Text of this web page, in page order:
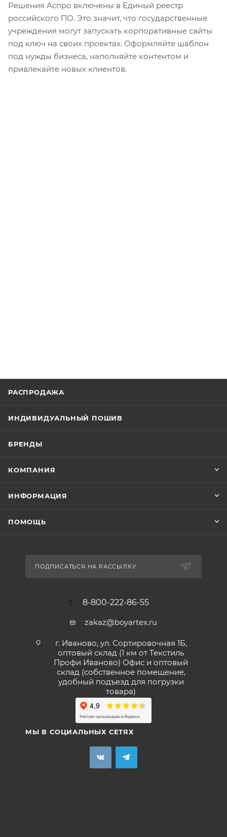
Решения Аспро включены в Единый реестр
российского ПО. Это значит, что государственные
учреждения могут запускать корпоративные сайты
под ключ на своих проектах. Оформляйте шаблон
под нужды бизнеса, наполняйте контентом и
привлекайте новых клиентов.
РАСПРОДАЖА
ИНДИВИДУАЛЬНЫЙ ПОШИВ
БРЕНДЫ
КОМПАНИЯ
ИНФОРМАЦИЯ
ПОМОЩЬ
ПОДПИСАТЬСЯ НА РАССЫЛКУ
8-800-222-86-55
zakaz@boyartex.ru
г. Иваново, ул. Сортировочная 1Б,
оптовый склад (1 км от Текстиль
Профи Иваново) Офис и оптовый
склад (собственное помещение,
удобный подъезд для погрузки
товара)
МЫ В СОЦИАЛЬНЫХ СЕТЯХ